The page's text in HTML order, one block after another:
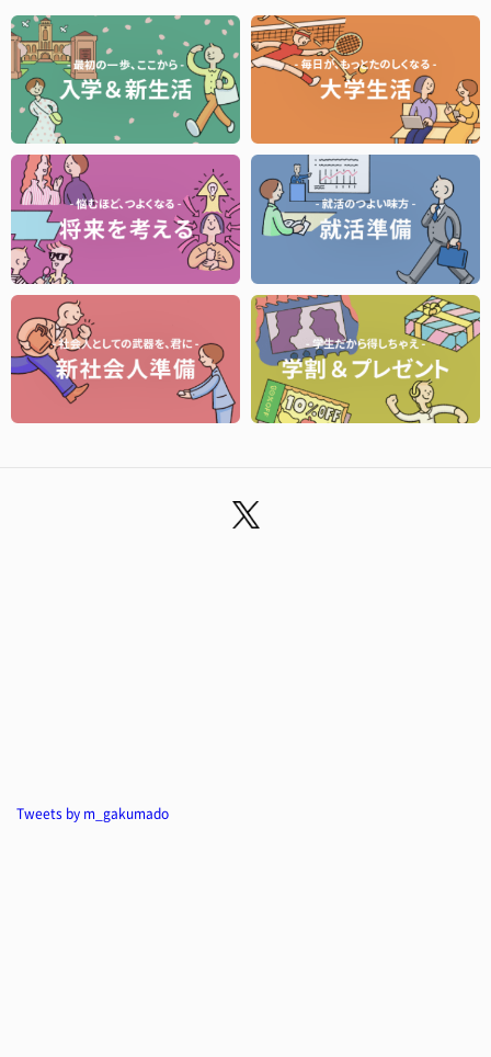
Tweets by m_gakumado